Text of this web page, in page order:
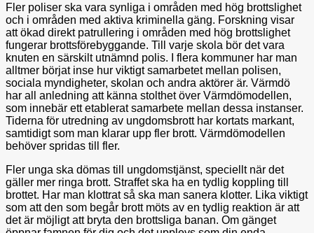
Fler poliser ska vara synliga i områden med hög brottslighet
och i områden med aktiva kriminella gäng. Forskning visar
att ökad direkt patrullering i områden med hög brottslighet
fungerar brottsförebyggande. Till varje skola bör det vara
knuten en särskilt utnämnd polis. I flera kommuner har man
alltmer börjat inse hur viktigt samarbetet mellan polisen,
sociala myndigheter, skolan och andra aktörer är. Värmdö
har all anledning att känna stolthet över Värmdömodellen,
som innebär ett etablerat samarbete mellan dessa instanser.
Tiderna för utredning av ungdomsbrott har kortats markant,
samtidigt som man klarar upp fler brott. Värmdömodellen
behöver spridas till fler.
Fler unga ska dömas till ungdomstjänst, speciellt när det
gäller mer ringa brott. Straffet ska ha en tydlig koppling till
brottet. Har man klottrat så ska man sanera klotter. Lika viktigt
som att den som begår brott möts av en tydlig reaktion är att
det är möjligt att bryta den brottsliga banan. Om gänget